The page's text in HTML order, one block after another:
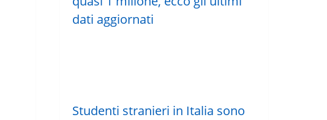
Studenti stranieri in Italia sono